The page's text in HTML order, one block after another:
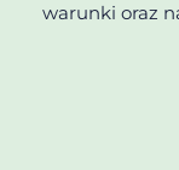
warunki oraz